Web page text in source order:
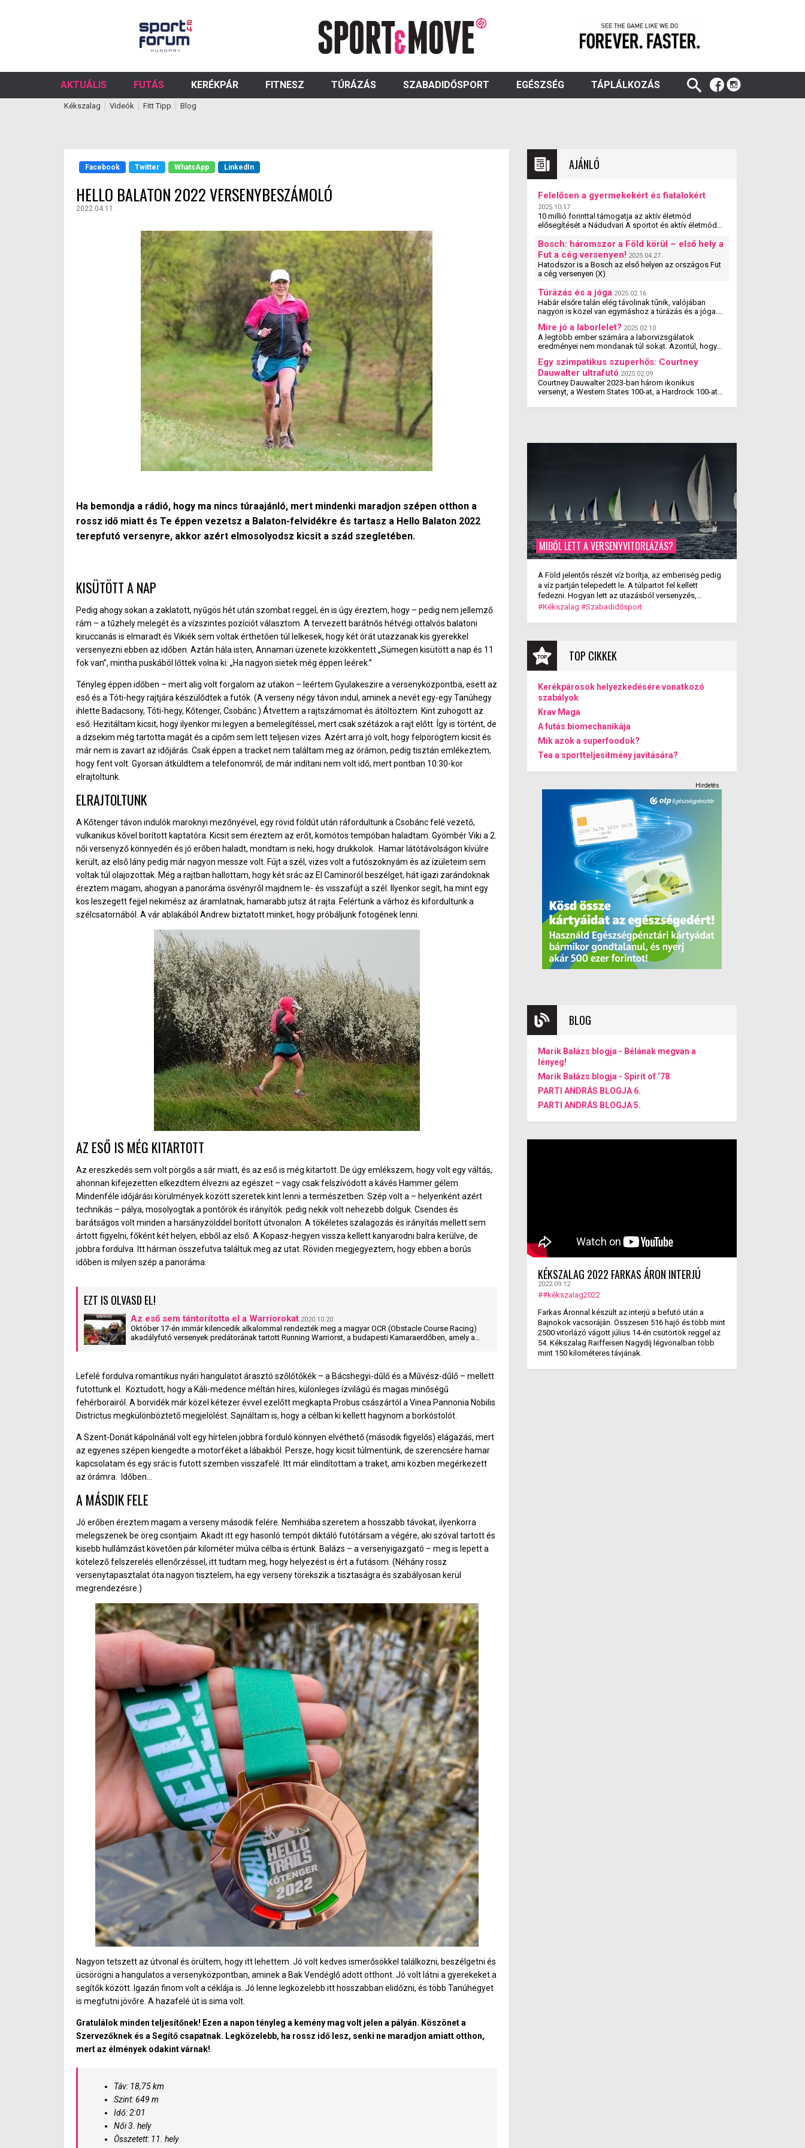
AKTUÁLIS FUTÁS KERÉKPÁR FITNESZ TÚRÁZÁS SZABADIDŐSPORT EGÉSZSÉG TÁPLÁLKOZÁS
Kékszalag Videók Fitt Tipp Blog
Facebook Twitter WhatsApp LinkedIn
HELLO BALATON 2022 VERSENYBESZÁMOLÓ
2022.04.11.
Ha bemondja a rádió, hogy ma nincs túraajánló, mert mindenki maradjon szépen otthon a
rossz idő miatt és Te éppen vezetsz a Balaton-felvidékre és tartasz a Hello Balaton 2022
terepfutó versenyre, akkor azért elmosolyodsz kicsit a szád szegletében.
KISÜTÖTT A NAP
Pedig ahogy sokan a zaklatott, nyűgös hét után szombat reggel, én is úgy éreztem, hogy – pedig nem jellemző
rám – a tűzhely melegét és a vízszintes pozíciót választom. A tervezett barátnős hétvégi ottalvós balatoni
kiruccanás is elmaradt és Vikiék sem voltak érthetően túl lelkesek, hogy két órát utazzanak kis gyerekkel
versenyezni ebben az időben. Aztán hála isten, Annamari üzenete kizökkentett „Sümegen kisütött a nap és 11
fok van”, mintha puskából lőttek volna ki: „Ha nagyon sietek még éppen leérek.”
Tényleg éppen időben – mert alig volt forgalom az utakon – leértem Gyulakeszire a versenyközpontba, esett az
eső és a Tóti-hegy rajtjára készülődtek a futók. (A verseny négy távon indul, aminek a nevét egy-egy Tanúhegy
ihlette Badacsony, Tóti-hegy, Kőtenger, Csobánc.) Átvettem a rajtszámomat és átöltöztem. Kint zuhogott az
eső. Hezitáltam kicsit, hogy ilyenkor mi legyen a bemelegítéssel, mert csak szétázok a rajt előtt. Így is történt, de
a dzsekim még tartotta magát és a cipőm sem lett teljesen vizes. Azért arra jó volt, hogy felpörögtem kicsit és
már nem is zavart az időjárás. Csak éppen a tracket nem találtam meg az órámon, pedig tisztán emlékeztem,
hogy fent volt. Gyorsan átküldtem a telefonomról, de már indítani nem volt idő, mert pontban 10:30-kor
elrajtoltunk.
ELRAJTOLTUNK
A Kőtenger távon indulók maroknyi mezőnyével, egy rövid földút után ráfordultunk a Csobánc felé vezető,
vulkanikus kővel borított kaptatóra. Kicsit sem éreztem az erőt, komótos tempóban haladtam. Gyömbér Viki a 2.
női versenyző könnyedén és jó erőben haladt, mondtam is neki, hogy drukkolok. Hamar látótávolságon kívülre
került, az első lány pedig már nagyon messze volt. Fújt a szél, vizes volt a futószoknyám és az ízületeim sem
voltak túl olajozottak. Még a rajtban hallottam, hogy két srác az El Caminoról beszélget, hát igazi zarándoknak
éreztem magam, ahogyan a panoráma ösvényről majdnem le- és visszafújt a szél. Ilyenkor segít, ha mint egy
kos leszegett fejjel nekimész az áramlatnak, hamarabb jutsz át rajta. Felértünk a várhoz és kifordultunk a
szélcsatornából. A vár ablakából Andrew biztatott minket, hogy próbáljunk fotogének lenni.
AZ ESŐ IS MÉG KITARTOTT
Az ereszkedés sem volt pörgős a sár miatt, és az eső is még kitartott. De úgy emlékszem, hogy volt egy váltás,
ahonnan kifejezetten elkezdtem élvezni az egészet – vagy csak felszívódott a kávés Hammer gélem.
Mindenféle időjárási körülmények között szeretek kint lenni a természetben. Szép volt a – helyenként azért
technikás – pálya, mosolyogtak a pontőrök és irányítók. pedig nekik volt nehezebb dolguk. Csendes és
barátságos volt minden a harsányzölddel borított útvonalon. A tökéletes szalagozás és irányítás mellett sem
ártott figyelni, főként két helyen, ebből az első: A Kopasz-hegyen vissza kellett kanyarodni balra kerülve, de
jobbra fordulva. Itt hárman összefutva találtuk meg az utat. Röviden megjegyeztem, hogy ebben a borús
időben is milyen szép a panoráma.
EZT IS OLVASD EL!
Az eső sem tántorította el a Warriorokat 2020.10.20
Október 17-én immár kilencedik alkalommal rendezték meg a magyar OCR (Obstacle Course Racing)
akadályfutó versenyek predátorának tartott Running Warriorst, a budapesti Kamaraerdőben, amely a
Lefelé fordulva romantikus nyári hangulatot árasztó szőlőtőkék – a Bácshegyi-dűlő és a Művész-dűlő – mellett
futottunk el. Köztudott, hogy a Káli-medence méltán híres, különleges ízvilágú és magas minőségű
fehérborairól. A borvidék már közel kétezer évvel ezelőtt megkapta Probus császártól a Vinea Pannonia Nobilis
Districtus megkülönböztető megjelölést. Sajnáltam is, hogy a célban ki kellett hagynom a borkóstolót.
A Szent-Donát kápolnánál volt egy hírtelen jobbra forduló könnyen elvéthető (második figyelős) elágazás, mert
az egyenes szépen kiengedte a motorféket a lábakból. Persze, hogy kicsit túlmentünk, de szerencsére hamar
kapcsolatam és egy srác is futott szemben visszafelé. Itt már elindítottam a traket, ami közben megérkezett
az órámra. Időben…
A MÁSDIK FELE
Jó erőben éreztem magam a verseny második felére. Nemhiába szeretem a hosszabb távokat, ilyenkorra
melegszenek be öreg csontjaim. Akadt itt egy hasonló tempót diktáló futótársam a végére, aki szóval tartott és
kisebb hullámzást követően pár kilométer múlva célba is értünk. Balázs – a versenyigazgató – meg is lepett a
kötelező felszerelés ellenőrzéssel, itt tudtam meg, hogy helyezést is ért a futásom. (Néhány rossz
versenytapasztalat óta nagyon tisztelem, ha egy verseny törekszik a tisztaságra és szabályosan kerül
megrendezésre.)
Nagyon tetszett az útvonal és örültem, hogy itt lehettem. Jó volt kedves ismerősökkel találkozni, beszélgetni és
ücsörögni a hangulatos a versenyközpontban, aminek a Bak Vendéglő adott otthont. Jó volt látni a gyerekeket a
segítők között. Igazán finom volt a céklája is. Jó lenne legközelebb itt hosszabban elidőzni, és több Tanúhegyet
is megfutni jövőre. A hazafelé út is sima volt.
Gratulálok minden teljesítőnek! Ezen a napon tényleg a kemény mag volt jelen a pályán. Köszönet a
Szervezőknek és a Segítő csapatnak. Legközelebb, ha rossz idő lesz, senki ne maradjon amiatt otthon,
mert az élmények odakint várnak!
Táv: 18,75 km
Szint: 649 m
Idő: 2:01
Női 3. hely
Összetett: 11. hely
AJÁNLÓ
Felelősen a gyermekekért és fiatalokért
2025.10.17
10 millió forinttal támogatja az aktív életmód
elősegítését a Nádudvari A sportot és aktív életmódot
szakmai ...
Bosch: háromszor a Föld körül – első hely a
Fut a cég versenyen! 2025.04.27
Hatodszor is a Bosch az első helyen az országos Fut
a cég versenyen (X)
Túrázás és a jóga 2025.02.16
Habár elsőre talán elég távolinak tűnik, valójában
nagyon is közel van egymáshoz a túrázás és a jóga.
...
Mire jó a laborlelet? 2025.02.10
A legtöbb ember számára a laborvizsgálatok
eredményei nem mondanak túl sokat. Azontúl, hogy
értékek valószínűleg ...
Egy szimpatikus szuperhős: Courtney
Dauwalter ultrafutó 2025.02.09
Courtney Dauwalter 2023-ban három ikonikus
versenyt, a Western States 100-at, a Hardrock 100-at
kívül eddig még ...
MIBŐL LETT A VERSENYVITORLÁZÁS?
A Föld jelentős részét víz borítja, az emberiség pedig
a víz partján telepedett le. A túlpartot fel kellett
fedezni. Hogyan lett az utazásból versenyzés,
szórakozás? A versenyvitorlázás kialakulása.
#Kékszalag #Szabadidősport
TOP CIKKEK
Kerékpárosok helyezkedésére vonatkozó
szabályok
Krav Maga
A futás biomechanikája
Mik azok a superfoodok?
Tea a sportteljesítmény javítására?
Hirdetés
BLOG
Marik Balázs blogja - Bélának megvan a
lényeg!
Marik Balázs blogja - Spirit of ‘78
PARTI ANDRÁS BLOGJA 6.
PARTI ANDRÁS BLOGJA 5.
KÉKSZALAG 2022 FARKAS ÁRON INTERJÚ
2022.09.12
##kékszalag2022
Farkas Áronnal készült az interjú a befutó után a
Bajnokok vacsoráján. Összesen 516 hajó és több mint
2500 vitorlázó vágott július 14-én csütörtök reggel az
54. Kékszalag Raiffeisen Nagydíj légvonalban több
mint 150 kilométeres távjának.